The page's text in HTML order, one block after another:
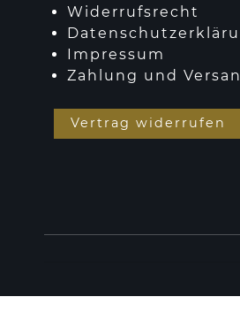
Widerrufsrecht
Impressum
Zahlung und
Vertrag widerrufen